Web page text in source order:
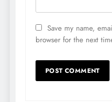
Save my name,
browser for the next